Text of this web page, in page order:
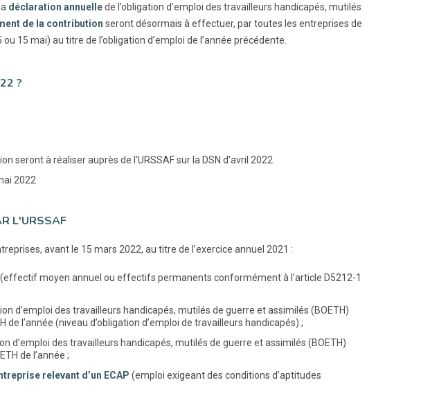
déclaration annuellede l’obligation d’emploi des travailleurs handicapés, mutilés
de la contribution seront désormais à effectuer, par toutes les entreprises de
ou 15 mai) au titre de l’obligation d’emploi de l’année précédente.
?
seront à réaliser auprès de l'URSSAF sur la DSN d'avril 2022
2022
L'URSSAF
avant le 15 mars 2022, au titre de l’exercice annuel 2021 :
(effectif moyen annuel ou effectifs permanents conformément à l’article D5212-1
d’emploi des travailleurs handicapés, mutilés de guerre et assimilés (BOETH)
de l’année (niveau d’obligation d’emploi de travailleurs handicapés) ;
d’emploi des travailleurs handicapés, mutilés de guerre et assimilés (BOETH)
de l’année ;
relevant d’un ECAP (emploi exigeant des conditions d’aptitudes